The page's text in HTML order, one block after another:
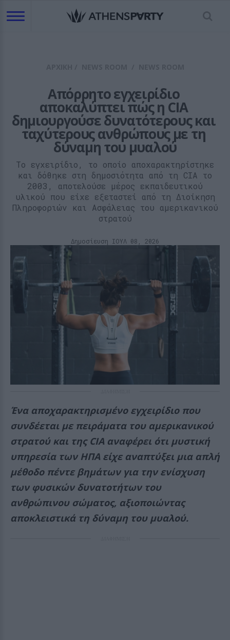
Απόρρητο εγχειρίδιο
αποκαλύπτει πώς η CIA
δημιουργούσε δυνατότερους και
ταχύτερους ανθρώπους με τη
δύναμη του μυαλού
Το εγχειρίδιο, το οποίο αποχαρακτηρίστηκε
και δόθηκε στη δημοσιότητα από τη CIA το
2003, αποτελούσε μέρος εκπαιδευτικού
υλικού που είχε εξεταστεί από τη Διοίκηση
Πληροφοριών και Ασφάλειας του αμερικανικού
στρατού
Δημοσίευση ΙΟΥΛ 08, 2026
Ένα αποχαρακτηρισμένο εγχειρίδιο που
συνδέεται με πειράματα του αμερικανικού
στρατού και της CIA αναφέρει ότι μυστική
υπηρεσία των ΗΠΑ είχε αναπτύξει μια απλή
μέθοδο πέντε βημάτων για την ενίσχυση
των φυσικών δυνατοτήτων του
ανθρώπινου σώματος, αξιοποιώντας
αποκλειστικά τη δύναμη του μυαλού.